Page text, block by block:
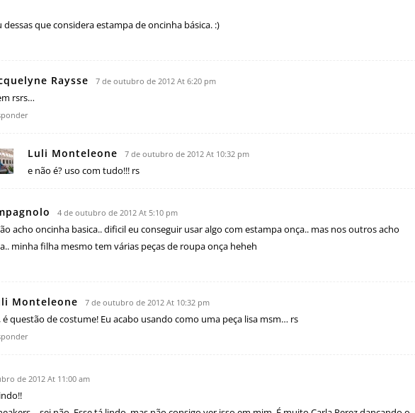
que considera estampa de oncinha básica. :)
Raysse 7 de outubro de 2012 At 6:20 pm
rsrs…
Luli Monteleone 7 de outubro de 2012 At 10:32 pm
e não é? uso com tudo!!! rs
4 de outubro de 2012 At 5:10 pm
acho oncinha basica.. dificil eu conseguir usar algo com estampa onça.. mas nos outros acho
minha filha mesmo tem várias peças de roupa onça heheh
Monteleone 7 de outubro de 2012 At 10:32 pm
é questão de costume! Eu acabo usando como uma peça lisa msm… rs
de 2012 At 11:00 am